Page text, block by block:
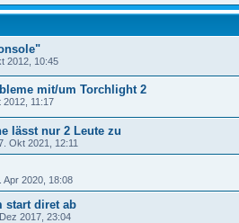
2012, 10:45
mit/um Torchlight 2
2012, 11:17
lässt nur 2 Leute zu
Okt 2021, 12:11
Apr 2020, 18:08
start diret ab
2017, 23:04